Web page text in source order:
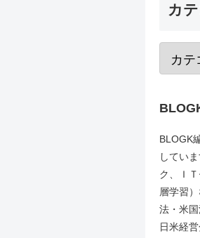
カ
BLOGK
してい
ク、Ｉ
層学習
法・米
日米経